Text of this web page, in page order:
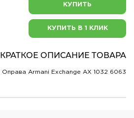
КУПИТЬ
КУПИТЬ В 1 КЛИК
КРАТКОЕ ОПИСАНИЕ ТОВАРА
Оправа Armani Exchange AX 1032 6063